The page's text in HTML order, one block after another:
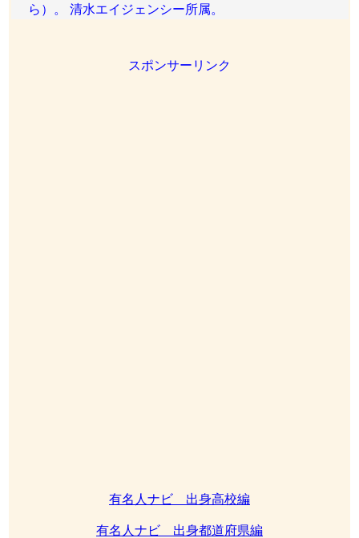
ら）。 清水エイジェンシー所属。
スポンサーリンク
有名人ナビ 出身高校編
有名人ナビ 出身都道府県編